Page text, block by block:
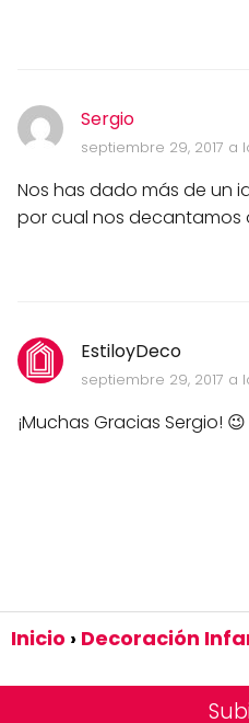
Sergio
septiembre 29, 2017 a
Nos has dado más de un
por cual nos decantamos
EstiloyDeco
septiembre 29, 2017 a
¡Muchas Gracias Sergio! 😉
Inicio Decoración